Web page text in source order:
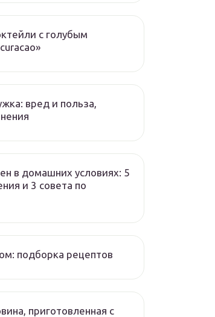
с голубым
вред и польза,
в домашних условиях: 5
и 3 совета по
подборка рецептов
приготовленная с